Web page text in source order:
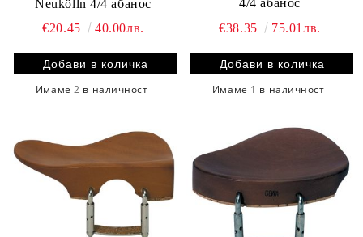
Neukölln 4/4 абанос
€20.45
40.00лв.
Имаме2 в наличност
4/4 абанос
€38.35
75.01лв.
Имаме 1 в наличност